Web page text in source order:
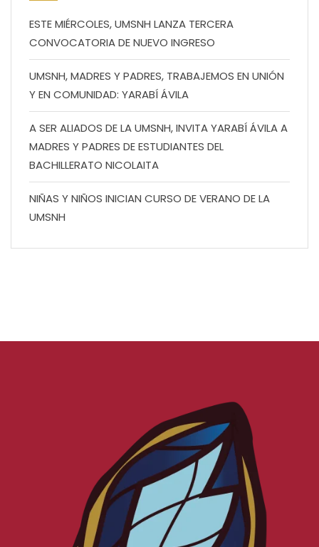
ESTE MIÉRCOLES, UMSNH LANZA TERCERA
CONVOCATORIA DE NUEVO INGRESO
UMSNH, MADRES Y PADRES, TRABAJEMOS EN UNIÓN
Y EN COMUNIDAD: YARABÍ ÁVILA
A SER ALIADOS DE LA UMSNH, INVITA YARABÍ ÁVILA A
MADRES Y PADRES DE ESTUDIANTES DEL
BACHILLERATO NICOLAITA
NIÑAS Y NIÑOS INICIAN CURSO DE VERANO DE LA
UMSNH